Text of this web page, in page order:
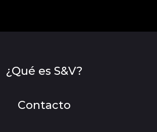
¿Qué es S&V?
Contacto